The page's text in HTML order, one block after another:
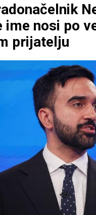
ime nosi po
prijatelju